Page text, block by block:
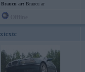
Braucu ar: Braucu ar
xtcxtc